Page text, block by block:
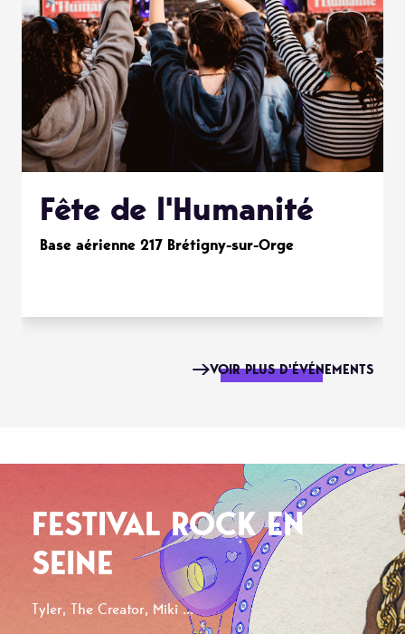
Fête de l'Humanité
Base aérienne 217 Brétigny-sur-Orge
VOIR PLUS D'ÉVÉNEMENTS
FESTIVAL ROCK EN
SEINE
Tyler, The Creator, Miki ...